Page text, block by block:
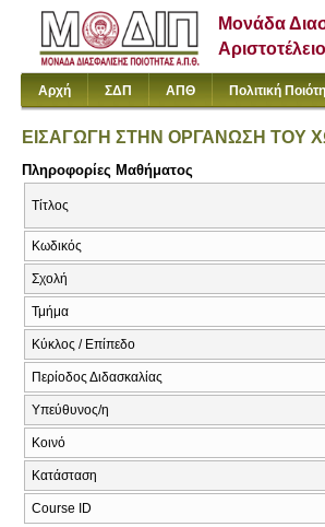
Μονάδα
Αρχή ΣΔΠ ΑΠΘ Πολιτική
ΕΙΣΑΓΩΓΗ ΣΤΗΝ ΟΡΓΑΝΩΣΗ ΤΟΥ
Πληροφορίες Μαθήματος
Τίτλος
Κωδικός
Σχολή
Τμήμα
Κύκλος / Επίπεδο
Περίοδος Διδασκαλίας
Υπεύθυνος/η
Κοινό
Κατάσταση
Course ID